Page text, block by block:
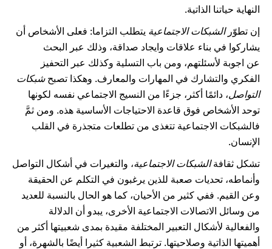
النهاية حياتنا الذاتية.
إن تطوّرالشبكات الاجتماعية يتطلب التزاما: فعلى الأشخاص أن
يشاركوا في بناء علاقات وايجاد صداقة، وذلك عبر البحث
عن اجوبة لأسئلتهم، ومن باب التسلية وكذلك عبر التحفيز
الفكري والتشارك في المهارات والمعارف. وهكذا تصبحشبكات
التواصل، دائمًا أكثر، جزءًا من النسيج الاجتماعي نفسه لكونها
توحد الأشخاص فوق قاعدة الاحتياجات الأساسية هذه. ومن ثمَّ
فالشبكات الاجتماعية تتغذى من تطلعات متجذرة في القلب
الإنسان.
تشكل ثقافةالشبكات الاجتماعية، والتغيرات في أشكال التواصل
وأنماطه، تحديات صعبة للذين يرغبون في التكلم عن الحقيقة
وعن القيم. ففي كثير من الأحيان، كما هو الحال بالنسبة للعديد
من وسائل الاتصالات الاجتماعية الأخرى، يبدو أن الدلالة
والفعالية لأشكال التعبير المختلفة مقيدة بمدى شعبيتها أكثر من
أهميتها الذاتية وصلاحيتها. ترتبط الشعبية كثيرا أيضًا بالشهرة، أو